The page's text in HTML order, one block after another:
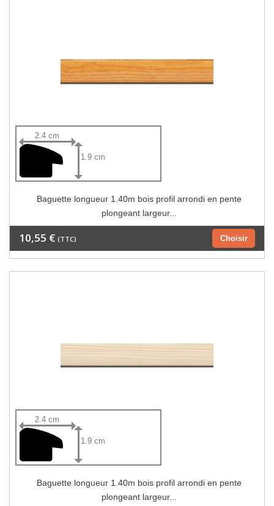
2.4 cm
1.9 cm
Baguette longueur 1.40m bois profil arrondi en pente
plongeant largeur...
Choisir
10,55 € (TTC)
2.4 cm
1.9 cm
Baguette longueur 1.40m bois profil arrondi en pente
plongeant largeur...